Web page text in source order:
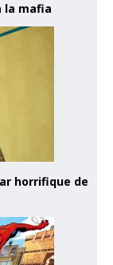
la mafia
horrifique de